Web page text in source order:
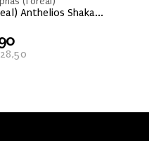
Anthelios Shaka...